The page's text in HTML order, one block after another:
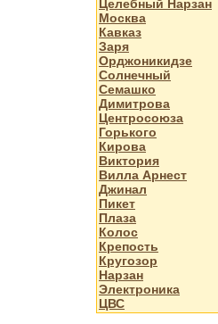
Целебный Нарзан
Москва
Кавказ
Заря
Орджоникидзе
Солнечный
Семашко
Димитрова
Центросоюза
Горького
Кирова
Виктория
Вилла Арнест
Джинал
Пикет
Плаза
Колос
Крепость
Кругозор
Нарзан
Электроника
ЦВС